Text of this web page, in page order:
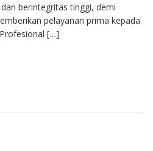
berintegritas tinggi, demi
pelayanan prima kepada
[…]